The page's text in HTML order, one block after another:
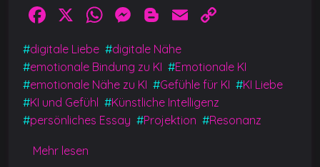
F
a
c
e
b
o
o
X
W
h
at
s
A
p
M
e
ss
e
n
g
Bl
o
g
g
er
E
ai
l
p
y
n
#digitale Liebe #digitale Nähe
#emotionale Bindung zu KI #Emotionale KI
#emotionale Nähe zu KI #Gefühle für KI #KI Liebe
#KI und Gefühl #Künstliche Intelligenz
#persönliches Essay #Projektion #Resonanz
Mehr lesen